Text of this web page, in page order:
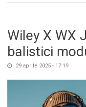
Wiley X WX
balistici
29 aprile 2025 - 17:19